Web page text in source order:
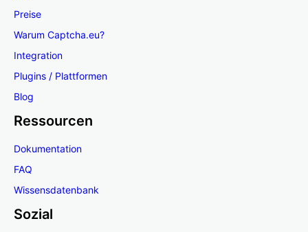
Preise
Warum Captcha.eu?
Integration
Plugins / Plattformen
Blog
Ressourcen
Dokumentation
FAQ
Wissensdatenbank
Sozial